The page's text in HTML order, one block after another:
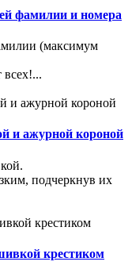
фамилии и номера
(максимум
и ажурной короной
подчеркнув их
крестиком